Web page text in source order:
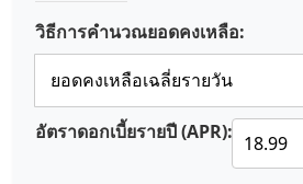
วิธีการคำนวณยอดคงเหลือ:
อัตราดอกเบี้ยรายปี (APR):